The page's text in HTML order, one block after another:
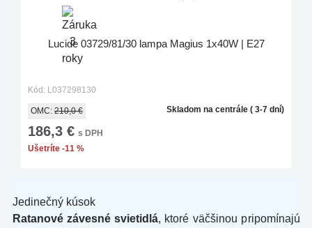
Lucide 03729/81/30 lampa Magius 1x40W | E27
Kód: L037298130
OMC: 210,0 €
186,3 € s DPH
Ušetríte -11 %
Skladom na centrále ( 3-7 dní)
Jedinečný kúsok
Ratanové závesné svietidlá, ktoré väčšinou pripomínajú